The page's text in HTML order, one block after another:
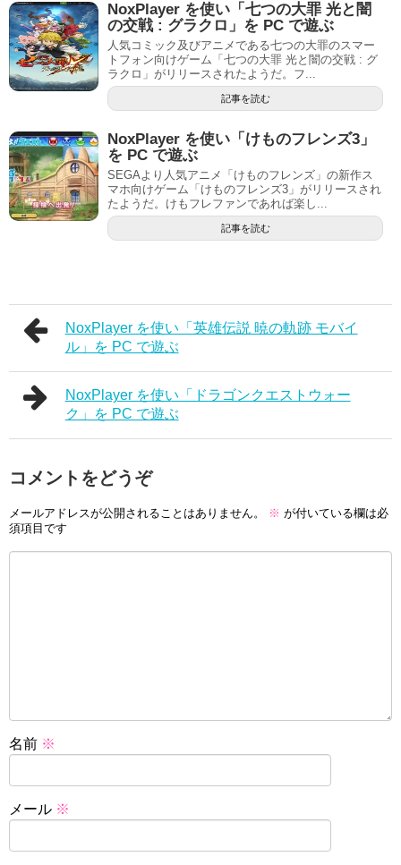
NoxPlayer を使い「七つの大罪 光と闇
の交戦 : グラクロ」を PC で遊ぶ
人気コミック及びアニメである七つの大罪のスマー
トフォン向けゲーム「七つの大罪 光と闇の交戦 : グ
ラクロ」がリリースされたようだ。フ...
記事を読む
NoxPlayer を使い「けものフレンズ3」
を PC で遊ぶ
SEGAより人気アニメ「けものフレンズ」の新作ス
マホ向けゲーム「けものフレンズ3」がリリースされ
たようだ。けもフレファンであれば楽し...
記事を読む
NoxPlayer を使い「英雄伝説 暁の軌跡 モバイ
ル」を PC で遊ぶ
NoxPlayer を使い「ドラゴンクエストウォー
ク」を PC で遊ぶ
コメントをどうぞ
メールアドレスが公開されることはありません。 ※ が付いている欄は必
須項目です
名前 ※
メール ※